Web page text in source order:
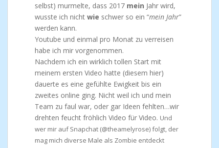
selbst) murmelte, dass 2017 mein Jahr wird,
wusste ich nicht wie schwer so ein “mein Jahr”
werden kann.
Youtube und einmal pro Monat zu verreisen
habe ich mir vorgenommen.
Nachdem ich ein wirklich tollen Start mit
meinem ersten Video hatte (diesem hier)
dauerte es eine gefühlte Ewigkeit bis ein
zweites online ging. Nicht weil ich und mein
Team zu faul war, oder gar Ideen fehlten…wir
drehten feucht fröhlich Video für Video. Und
wer mir auf Snapchat (@theamelyrose) folgt, der
mag mich diverse Male als Zombie entdeckt